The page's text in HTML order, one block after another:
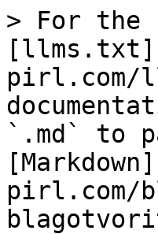
> For the
pirl.com/
`.md` to
pirl.com/